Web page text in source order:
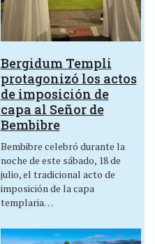
Bergidum Templi
protagonizó los actos
de imposición de
capa al Señor de
Bembibre
Bembibre celebró durante la
noche de este sábado, 18 de
julio, el tradicional acto de
imposición de la capa
templaria…